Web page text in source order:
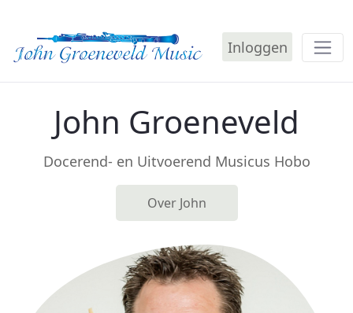
Inloggen
John Groeneveld
Docerend- en Uitvoerend Musicus Hobo
Over John